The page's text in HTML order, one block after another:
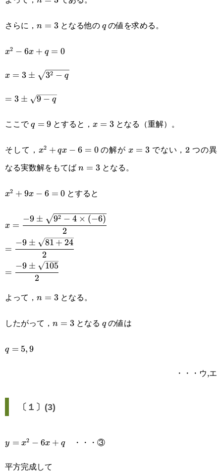
さらに， n=3
n = 3となる他のq
qの値を求める。
x^2-
x2 − 6x + q = 0
x=3\pm\sqrt{3^2-
x = 3 ± 32 − q
=3\pm\sqrt{9-
= 3 ± 9 − q
ここでq=9
q = 9 とすると，x=3
x = 3 となる（重解）。
そして， x^2+qx-
6=0
x2 + qx − 6 = 0の解がx=3
x = 3でない，2 つの異
なる実数解をもてばn=3
n = 3となる。
x^2+9x-
x2 + 9x − 6 = 0 とすると
x=\cfrac{-9\pm\sqrt{9^2-
4\times(-6)}}{2}
x =
2
−9 ± 92 − 4 × (−6)
=\cfrac{-9\pm\sqrt{81+24}}
=
2
−9 ± 81 + 24
=\cfrac{-9\pm\sqrt{105}}
=
2
−9 ± 105
よって， n=3
n = 3となる。
したがって， n=3
n = 3となる q
qの値は
q=5,9
q = 5, 9
・・・ウ,エ
〔１〕(3)
y=x^2-
6x+q
y = x2 − 6x + q・・・③
平方完成して